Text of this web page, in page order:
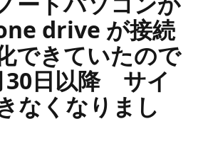
drive が接続
できていたので
30日以降 サイ
なくなりまし